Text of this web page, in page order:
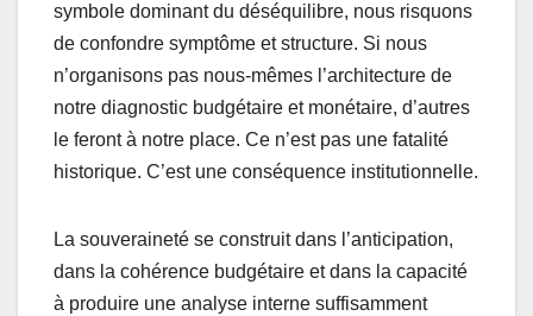
symbole dominant du déséquilibre, nous risquons
de confondre symptôme et structure. Si nous
n’organisons pas nous-mêmes l’architecture de
notre diagnostic budgétaire et monétaire, d’autres
le feront à notre place. Ce n’est pas une fatalité
historique. C’est une conséquence institutionnelle.
La souveraineté se construit dans l’anticipation,
dans la cohérence budgétaire et dans la capacité
à produire une analyse interne suffisamment